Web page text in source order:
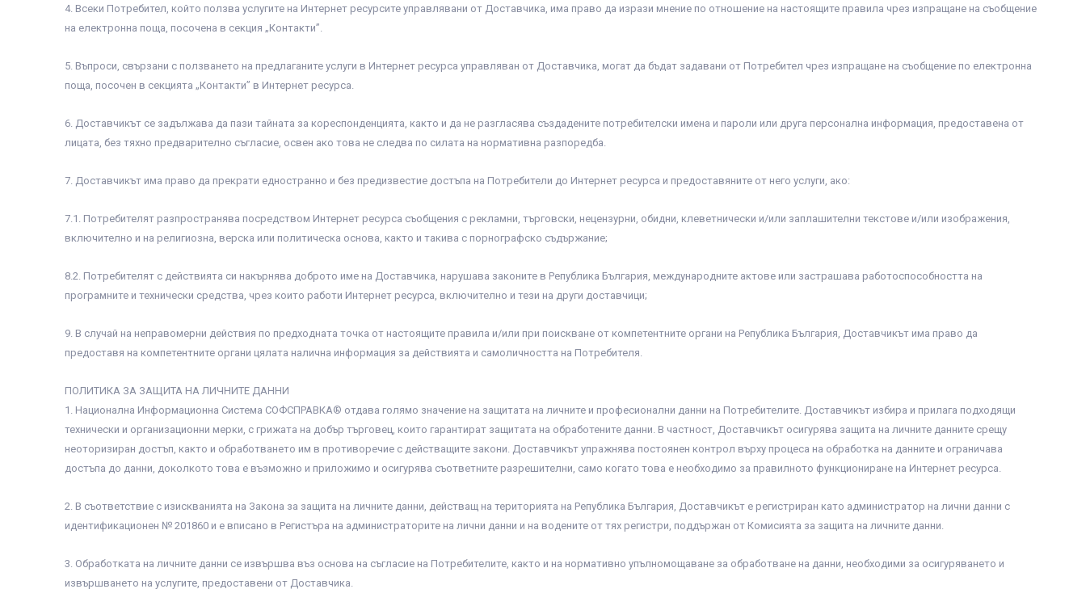
4. Всеки Потребител, който ползва услугите на Интернет ресурсите управлявани от Доставчика, има право да изрази мнение по отношение на настоящите правила чрез изпращане на съобщение
на електронна поща, посочена в секция „Контакти”.
5. Въпроси, свързани с ползването на предлаганите услуги в Интернет ресурса управляван от Доставчика, могат да бъдат задавани от Потребител чрез изпращане на съобщение по електронна
поща, посочен в секцията „Контакти” в Интернет ресурса.
6. Доставчикът се задължава да пази тайната за кореспонденцията, както и да не разгласява създадените потребителски имена и пароли или друга персонална информация, предоставена от
лицата, без тяхно предварително съгласие, освен ако това не следва по силата на нормативна разпоредба.
7. Доставчикът има право да прекрати едностранно и без предизвестие достъпа на Потребители до Интернет ресурса и предоставяните от него услуги, ако:
7.1. Потребителят разпространява посредством Интернет ресурса съобщения с рекламни, търговски, нецензурни, обидни, клеветнически и/или заплашителни текстове и/или изображения,
включително и на религиозна, верска или политическа основа, както и такива с порнографско съдържание;
8.2. Потребителят с действията си накърнява доброто име на Доставчика, нарушава законите в Република България, международните актове или застрашава работоспособността на
програмните и технически средства, чрез които работи Интернет ресурса, включително и тези на други доставчици;
9. В случай на неправомерни действия по предходната точка от настоящите правила и/или при поискване от компетентните органи на Република България, Доставчикът има право да
предоставя на компетентните органи цялата налична информация за действията и самоличността на Потребителя.
ПОЛИТИКА ЗА ЗАЩИТА НА ЛИЧНИТЕ ДАННИ
1. Национална Информационна Система СОФСПРАВКА® отдава голямо значение на защитата на личните и професионални данни на Потребителите. Доставчикът избира и прилага подходящи
технически и организационни мерки, с грижата на добър търговец, които гарантират защитата на обработените данни. В частност, Доставчикът осигурява защита на личните данните срещу
неоторизиран достъп, както и обработването им в противоречие с действащите закони. Доставчикът упражнява постоянен контрол върху процеса на обработка на данните и ограничава
достъпа до данни, доколкото това е възможно и приложимо и осигурява съответните разрешителни, само когато това е необходимо за правилното функциониране на Интернет ресурса.
2. В съответствие с изискванията на Закона за защита на личните данни, действащ на територията на Република България, Доставчикът е регистриран като администратор на лични данни с
идентификационен № 201860 и е вписано в Регистъра на администраторите на лични данни и на водените от тях регистри, поддържан от Комисията за защита на личните данни.
3. Обработката на личните данни се извършва въз основа на съгласие на Потребителите, както и на нормативно упълномощаване за обработване на данни, необходими за осигуряването и
извършването на услугите, предоставени от Доставчика.